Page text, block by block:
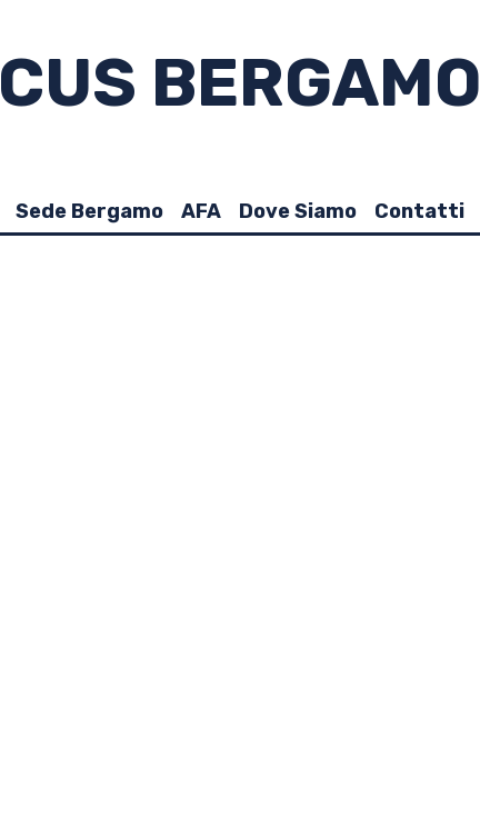
CUS BERGAMO
Sede Bergamo AFA Dove Siamo Contatti